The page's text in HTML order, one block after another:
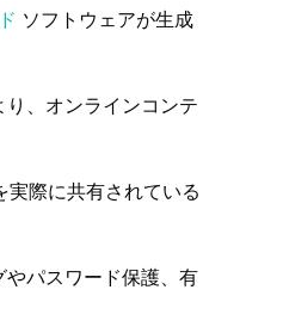
ソフトウェアが生成
、オンラインコンテ
際に共有されている
パスワード保護、有